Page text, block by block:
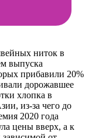
ниток в
выпуска
прибавили 20%
дорожавшее
хлопка в
из-за чего до
2020 года
цены вверх, а к